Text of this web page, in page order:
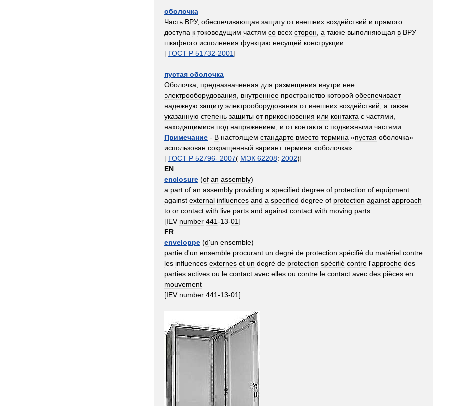
оболочка
Часть ВРУ, обеспечивающая защиту от внешних воздействий и прямого
доступа к токоведущим частям со всех сторон а также выполняющая в ВРУ
шкафного исполнения функцию несущей конструкции
[ ГОСТ Р 51732-2001]
пустая оболочка
Оболочка
предназначенная для размещения внутри нее
электрооборудования
внутреннее пространство которой обеспечивает
надежную защиту электрооборудования от внешних воздействий а также
указанную степень защиты от прикосновения или контакта с частями
находящимися под напряжением и от контакта с подвижными частями
Примечание - В настоящем стандарте вместо термина «пустая оболочка»
использован сокращенный вариант термина «оболочка».
[ ГОСТ Р 52796- 2007( МЭК 62208: 2002)]
EN
enclosure (of an assembly)
a part of an assembly providing a specified degree of protection of equipment
against external influences and a specified degree of protection against approach
to or contact with live parts and against contact with moving parts
[IEV number 441-13-01]
FR
enveloppe (d'un ensemble)
partie d'un ensemble procurant un degré de protection spécifié du matériel contre
les influences externes et un degré de protection spécifié contre l'approche des
parties actives ou le contact avec elles ou contre le contact avec des pièces en
mouvement
[IEV number 441-13-01]